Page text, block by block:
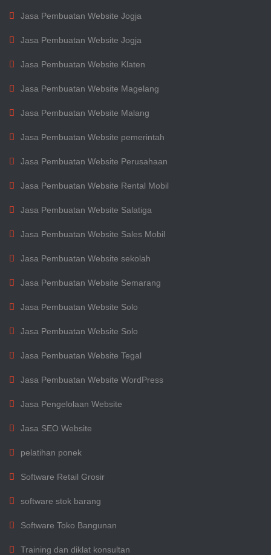
Jasa Pembuatan Website Jogja
Jasa Pembuatan Website Jogja
Jasa Pembuatan Website Klaten
Jasa Pembuatan Website Magelang
Jasa Pembuatan Website Malang
Jasa Pembuatan Website pemerintah
Jasa Pembuatan Website Perusahaan
Jasa Pembuatan Website Rental Mobil
Jasa Pembuatan Website Salatiga
Jasa Pembuatan Website Sales Mobil
Jasa Pembuatan Website sekolah
Jasa Pembuatan Website Semarang
Jasa Pembuatan Website Solo
Jasa Pembuatan Website Solo
Jasa Pembuatan Website Tegal
Jasa Pembuatan Website WordPress
Jasa Pengelolaan Website
Jasa SEO Website
pelatihan ponek
Software Retail Grosir
software stok barang
Software Toko Bangunan
Training dan diklat konsultan